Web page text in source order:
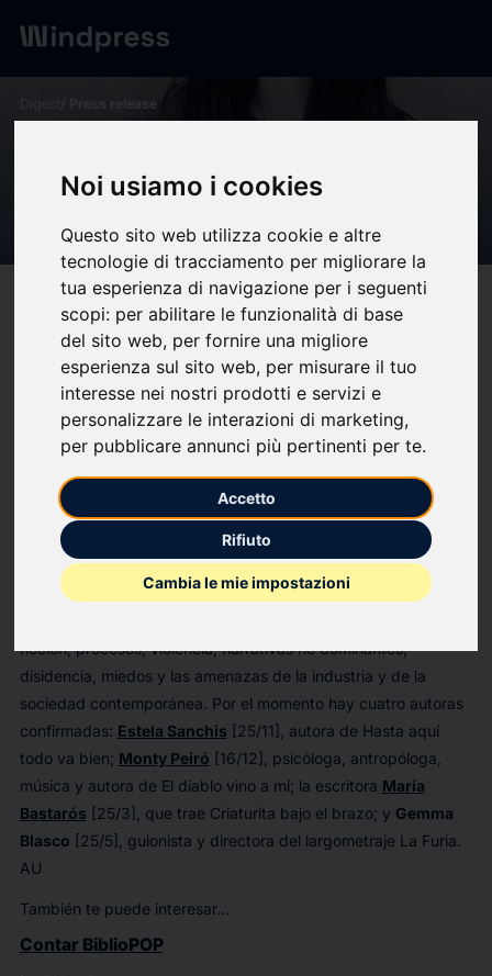
Noi usiamo i cookies
Questo sito web utilizza cookie e altre
tecnologie di tracciamento per migliorare la
tua esperienza di navigazione per i seguenti
scopi: per abilitare le funzionalità di base
del sito web, per fornire una migliore
esperienza sul sito web, per misurare il tuo
interesse nei nostri prodotti e servizi e
personalizzare le interazioni di marketing,
per pubblicare annunci più pertinenti per te.
Accetto
Rifiuto
Cambia le mie impostazioni
/ Press release
Ficción expandida - AU
Agenda
Compatibility help
(0)bookmark_borderupload Share
Proposta
DEL MARTES 25/11 AL LUNES 25/5
Fundación Cañada Blanch estrena un nuevo ciclo de
conversaciones en el que se explora la escritura como
herramienta crítica, creativa y transformadora. La literatura, el
guion de cine o el ensayo abordan la escritura desde
ficción, procesos, violencia, narrativas no dominantes,
disidencia, miedos y las amenazas de la industria y de la
sociedad contemporánea. Por el momento hay cuatro autoras
confirmadas: Estela Sanchis [25/11], autora de Hasta aquí
todo va bien; Monty Peiró [16/12], psicóloga, antropóloga,
música y autora de El diablo vino a mí; la escritora María
Bastarós [25/3], que trae Criaturita bajo el brazo; y Gemma
Blasco [25/5], guionista y directora del largometraje La Furia.
AU
También te puede interesar…
Contar BiblioPOP